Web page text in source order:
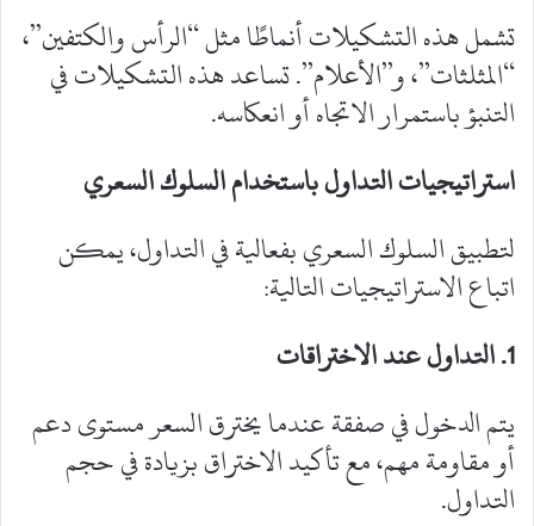
‎تشمل هذه التشكيلات أنماطًا مثل “الرأس والكتفين”،
“المثلثات”، و”الأعلام”. تساعد هذه التشكيلات في
التنبؤ باستمرار الاتجاه أو انعكاسه.
استراتيجيات التداول باستخدام السلوك السعري
‎لتطبيق السلوك السعري بفعالية في التداول، يمكن
اتباع الاستراتيجيات التالية:
1. التداول عند الاختراقات
‎يتم الدخول في صفقة عندما يخترق السعر مستوى دعم
أو مقاومة مهم، مع تأكيد الاختراق بزيادة في حجم
التداول.